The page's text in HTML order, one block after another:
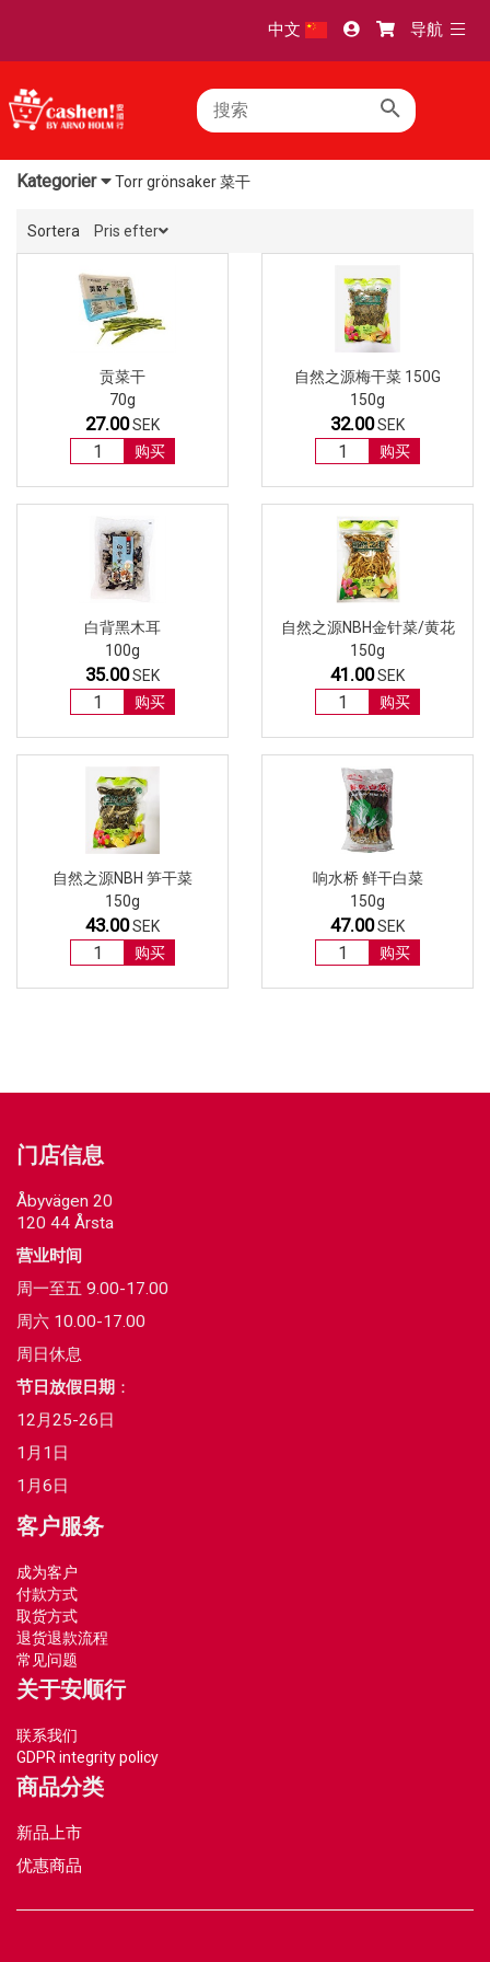
中文 导航
Kategorier Torr grönsaker 菜干
Sortera Pris efter
贡菜干
70g
27.00SEK
购买
自然之源梅干菜 150G
150g
32.00SEK
购买
白背黑木耳
100g
35.00SEK
购买
自然之源NBH金针菜/黄花
150g
41.00SEK
购买
自然之源NBH 笋干菜
150g
43.00SEK
购买
响水桥 鲜干白菜
150g
47.00SEK
购买
门店信息
Åbyvägen 20
120 44 Årsta
营业时间
周一至五 9.00-17.00
周六 10.00-17.00
周日休息
节日放假日期 ：
12月25-26日
1月1日
1月6日
客户服务
成为客户
付款方式
取货方式
退货退款流程
常见问题
关于安顺行
联系我们
GDPR integrity policy
商品分类
新品上市
优惠商品